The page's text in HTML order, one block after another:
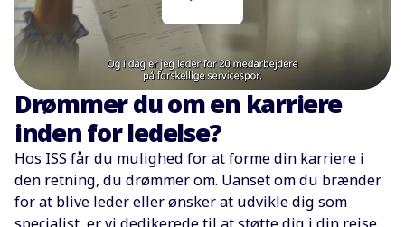
Drømmer du om en karriere
inden for ledelse?
Hos ISS får du mulighed for at forme din karriere i
den retning, du drømmer om. Uanset om du brænder
for at blive leder eller ønsker at udvikle dig som
specialist, er vi dedikerede til at støtte dig i din rejse.